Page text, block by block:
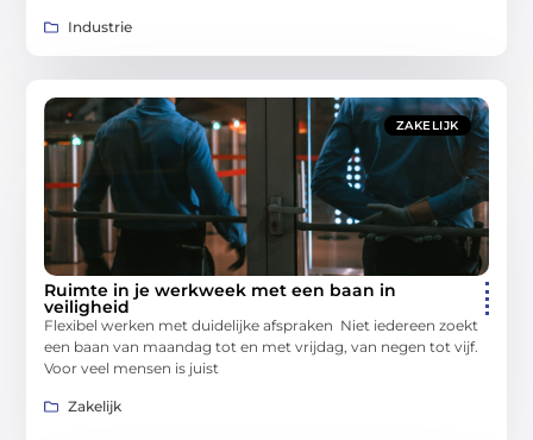
Industrie
ZAKELIJK
Ruimte in je werkweek met een baan in
veiligheid
Flexibel werken met duidelijke afspraken Niet iedereen zoekt
een baan van maandag tot en met vrijdag, van negen tot vijf.
Voor veel mensen is juist
Zakelijk